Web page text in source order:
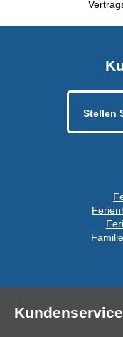
Stellen
Kundenservice